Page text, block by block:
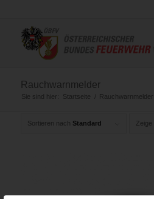
Rauchwarnmelder
Sie sind hier: Startseite / Rauchwarnmelder
Sortieren nach Standard Zeige